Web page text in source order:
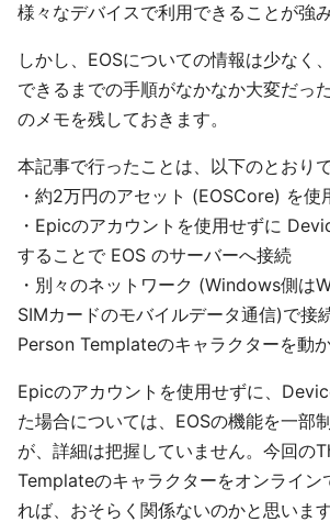
様々なデバイスで利用できることが強
しかし、EOSについての情報は少なく
できるまでの手順がなかなか大変だっ
のメモを残しておきます。
本記事で行ったことは、以下のとおりで
・約2万円のアセット (EOSCore) を使
・Epicのアカウントを使用せずに
することで EOS のサーバーへ接続
・別々のネットワーク (Windows側は
SIMカードのモバイルデータ通信)で接
Person Templateのキャラクターを動
Epicのアカウントを使用せずに、
た場合については、EOSの機能を一部
が、詳細は把握していません。今回の
Templateのキャラクターをオンライン
れば、おそらく関係ないのかと思います